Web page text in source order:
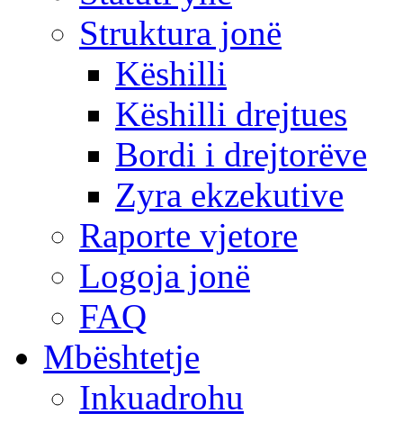
Struktura jonë
Këshilli
Këshilli drejtues
Bordi i drejtorëve
Zyra ekzekutive
Raporte vjetore
Logoja jonë
FAQ
Mbështetje
Inkuadrohu